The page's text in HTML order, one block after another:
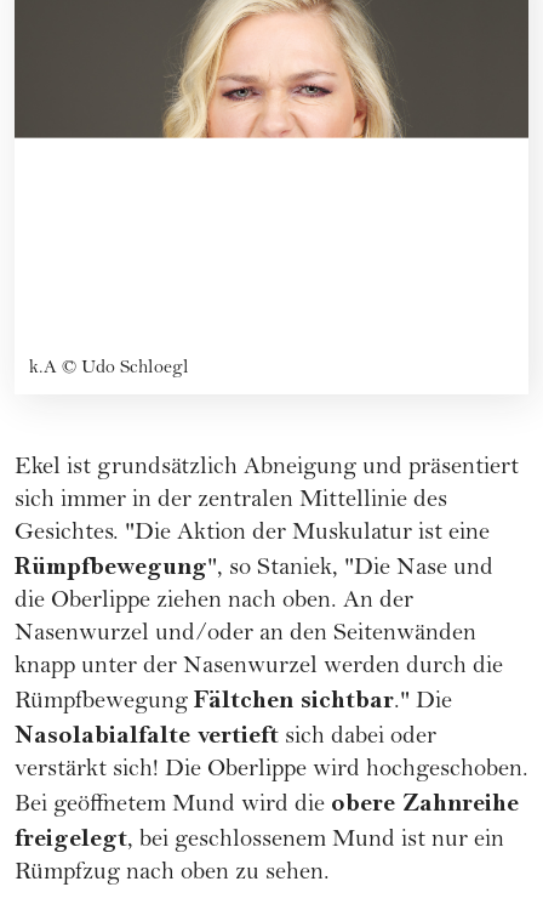
k.A © Udo Schloegl
Ekel ist grundsätzlich Abneigung und präsentiert
sich immer in der zentralen Mittellinie des
Gesichtes. "Die Aktion der Muskulatur ist eine
Rümpfbewegung", so Staniek, "Die Nase und
die Oberlippe ziehen nach oben. An der
Nasenwurzel und/oder an den Seitenwänden
knapp unter der Nasenwurzel werden durch die
Rümpfbewegung Fältchen sichtbar." Die
Nasolabialfalte vertieft sich dabei oder
verstärkt sich! Die Oberlippe wird hochgeschoben.
Bei geöffnetem Mund wird die obere Zahnreihe
freigelegt, bei geschlossenem Mund ist nur ein
Rümpfzug nach oben zu sehen.